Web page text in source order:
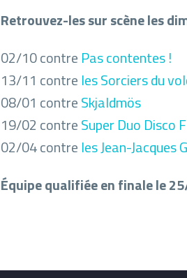
Retrouvez-les sur scène les
02/10 contre Pas contentes !
13/11 contre les Sorciers du
08/01 contreSkjaldmös
19/02 contreSuper Duo Disco
02/04 contre les Jean-Jacques
Équipe qualifiée en finale le